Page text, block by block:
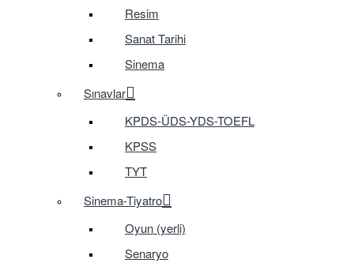
Resim
Sanat Tarihi
Sinema
Sınavlar
KPDS-ÜDS-YDS-TOEFL
KPSS
TYT
Sinema-Tiyatro
Oyun (yerli)
Senaryo